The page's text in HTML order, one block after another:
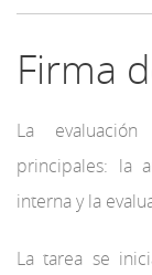
Firma
La
principales: la
interna y la
La tarea se